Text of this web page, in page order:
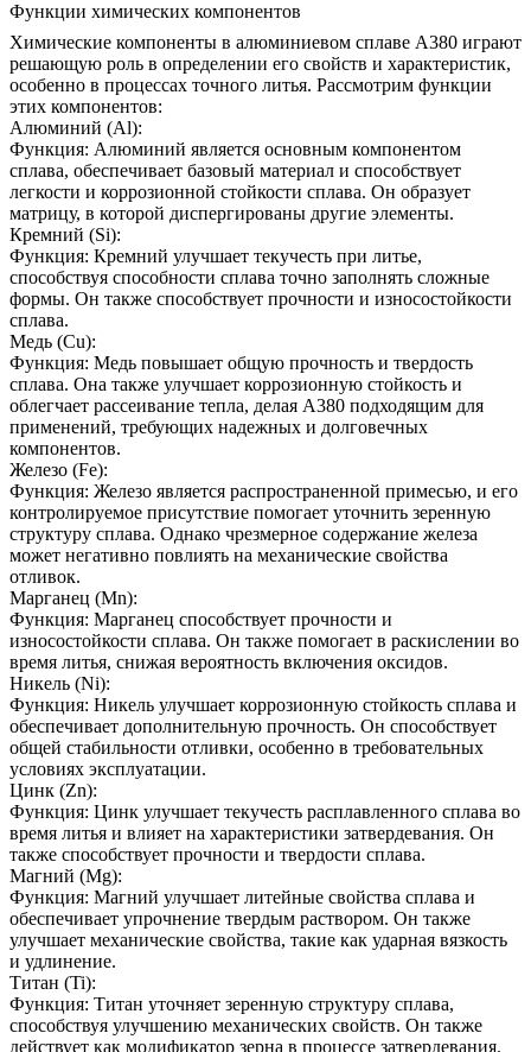
Функции химических компонентов
Химические компоненты в алюминиевом сплаве A380 играют
решающую роль в определении его свойств и характеристик,
особенно в процессах точного литья. Рассмотрим функции
этих компонентов:
Алюминий (Al):
Функция: Алюминий является основным компонентом
сплава, обеспечивает базовый материал и способствует
легкости и коррозионной стойкости сплава. Он образует
матрицу, в которой диспергированы другие элементы.
Кремний (Si):
Функция: Кремний улучшает текучесть при литье,
способствуя способности сплава точно заполнять сложные
формы. Он также способствует прочности и износостойкости
сплава.
Медь (Cu):
Функция: Медь повышает общую прочность и твердость
сплава. Она также улучшает коррозионную стойкость и
облегчает рассеивание тепла, делая A380 подходящим для
применений, требующих надежных и долговечных
компонентов.
Железо (Fe):
Функция: Железо является распространенной примесью, и его
контролируемое присутствие помогает уточнить зеренную
структуру сплава. Однако чрезмерное содержание железа
может негативно повлиять на механические свойства
отливок.
Марганец (Mn):
Функция: Марганец способствует прочности и
износостойкости сплава. Он также помогает в раскислении во
время литья, снижая вероятность включения оксидов.
Никель (Ni):
Функция: Никель улучшает коррозионную стойкость сплава и
обеспечивает дополнительную прочность. Он способствует
общей стабильности отливки, особенно в требовательных
условиях эксплуатации.
Цинк (Zn):
Функция: Цинк улучшает текучесть расплавленного сплава во
время литья и влияет на характеристики затвердевания. Он
также способствует прочности и твердости сплава.
Магний (Mg):
Функция: Магний улучшает литейные свойства сплава и
обеспечивает упрочнение твердым раствором. Он также
улучшает механические свойства, такие как ударная вязкость
и удлинение.
Титан (Ti):
Функция: Титан уточняет зеренную структуру сплава,
способствуя улучшению механических свойств. Он также
действует как модификатор зерна в процессе затвердевания.